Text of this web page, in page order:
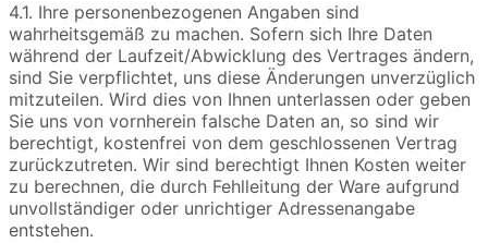
4.1. Ihre personenbezogenen Angaben sind
wahrheitsgemäß zu machen. Sofern sich Ihre Daten
während der Laufzeit/Abwicklung des Vertrages ändern,
sind Sie verpflichtet, uns diese Änderungen unverzüglich
mitzuteilen. Wird dies von Ihnen unterlassen oder geben
Sie uns von vornherein falsche Daten an, so sind wir
berechtigt, kostenfrei von dem geschlossenen Vertrag
zurückzutreten. Wir sind berechtigt Ihnen Kosten weiter
zu berechnen, die durch Fehlleitung der Ware aufgrund
unvollständiger oder unrichtiger Adressenangabe
entstehen.